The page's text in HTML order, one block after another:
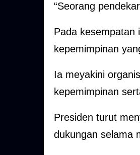
“Seorang
Pada kesempatan
kepemimpinan
Ia meyakini
kepemimpinan
Presiden turut
dukungan selama